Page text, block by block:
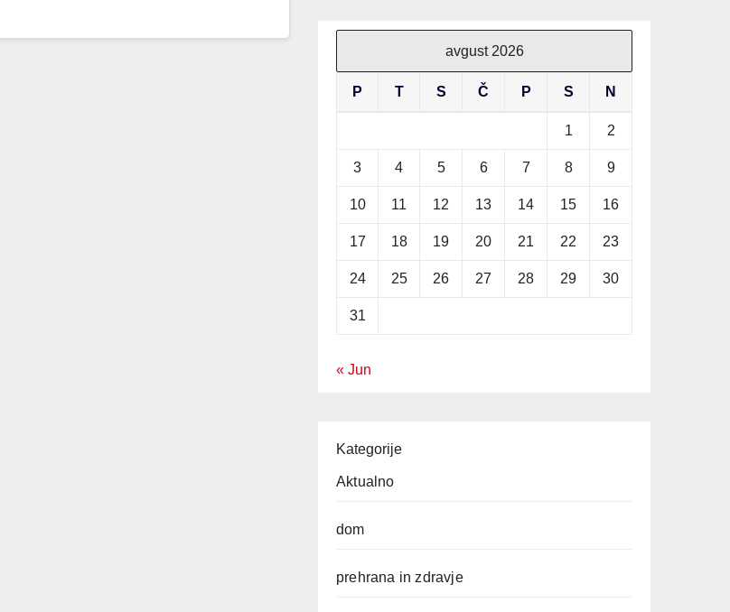
avgust 2026
P T S Č P S N
1 2
3 4 5 6 7 8 9
10 11 12 13 14 15 16
17 18 19 20 21 22 23
24 25 26 27 28 29 30
31
« Jun
Kategorije
Aktualno
dom
prehrana in zdravje